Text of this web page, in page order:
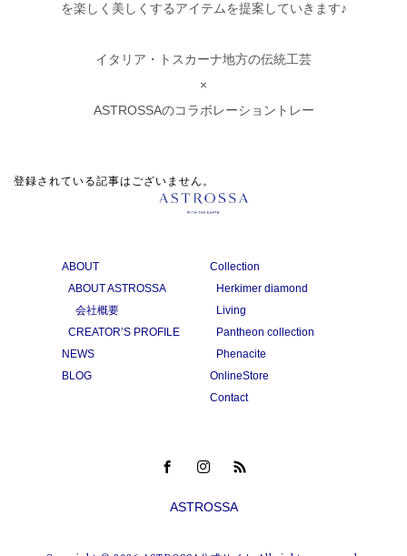
を楽しく美しくするアイテムを提案していきます♪
イタリア・トスカーナ地方の伝統工芸
×
ASTROSSAのコラボレーショントレー
登録されている記事はございません。
ABOUT
ABOUT ASTROSSA
会社概要
CREATOR’S PROFILE
NEWS
BLOG
Collection
Herkimer diamond
Living
Pantheon collection
Phenacite
OnlineStore
Contact
ASTROSSA